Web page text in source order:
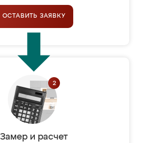
ОСТАВИТЬ ЗАЯВКУ
Замер и расчет